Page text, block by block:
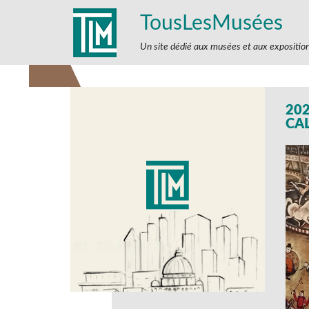
TousLesMusées
Un site dédié aux musées et aux